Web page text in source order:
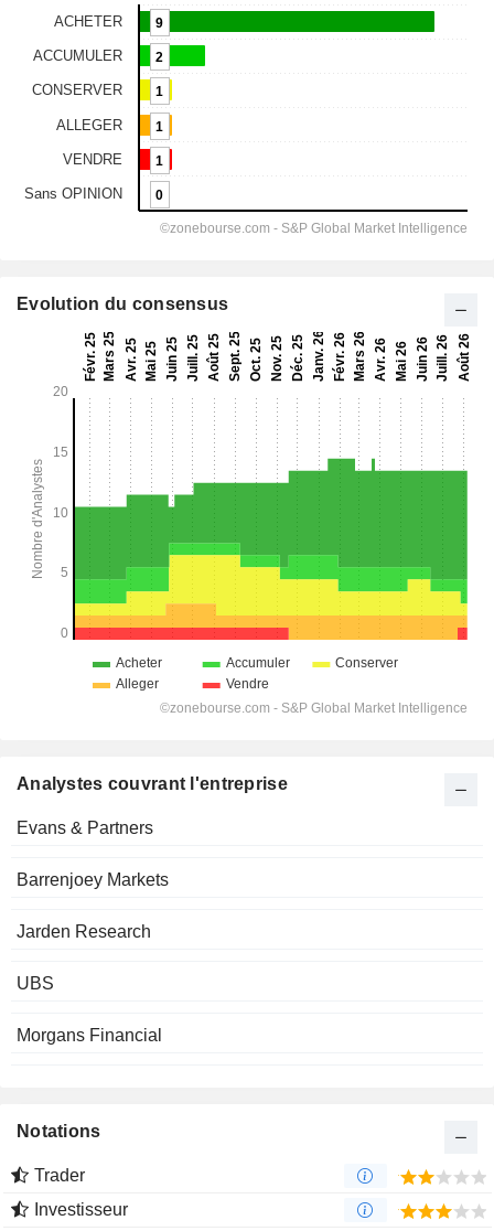
Evolution du consensus
Analystes couvrant l'entreprise
Evans & Partners
Barrenjoey Markets
Jarden Research
UBS
Morgans Financial
Notations
Trader
Investisseur